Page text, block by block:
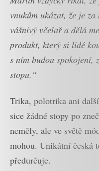
vnukům ukázat, že je
vášnivý včelař a dělá
produkt, který si lidé
s ním budou spokojení,
stopu.“
Trika, polotrika ani
sice žádné stopy po
neměly, ale ve světě
mohou. Unikátní česká
předurčuje.